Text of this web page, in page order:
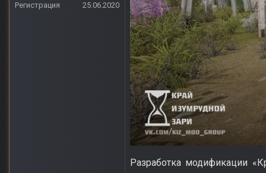
Регистрация
25.06.2020
Разработка модификации